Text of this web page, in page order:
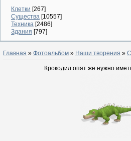
Клетки [267]
Существа [10557]
Техника [2486]
Здания [797]
Главная » Фотоальбом » Наши творения »
Крокодил опят же нужно